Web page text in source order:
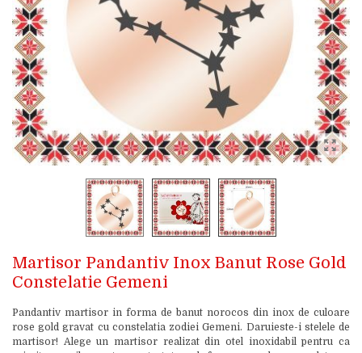
Martisor Pandantiv Inox Banut Rose Gold
Constelatie Gemeni
Pandantiv martisor in forma de banut norocos din inox de culoare
rose gold gravat cu constelatia zodiei Gemeni. Daruieste-i stelele de
martisor! Alege un martisor realizat din otel inoxidabil pentru ca